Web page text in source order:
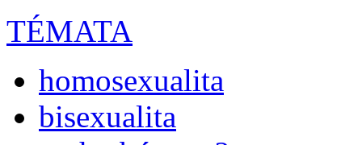
TÉMATA
homosexualita
bisexualita